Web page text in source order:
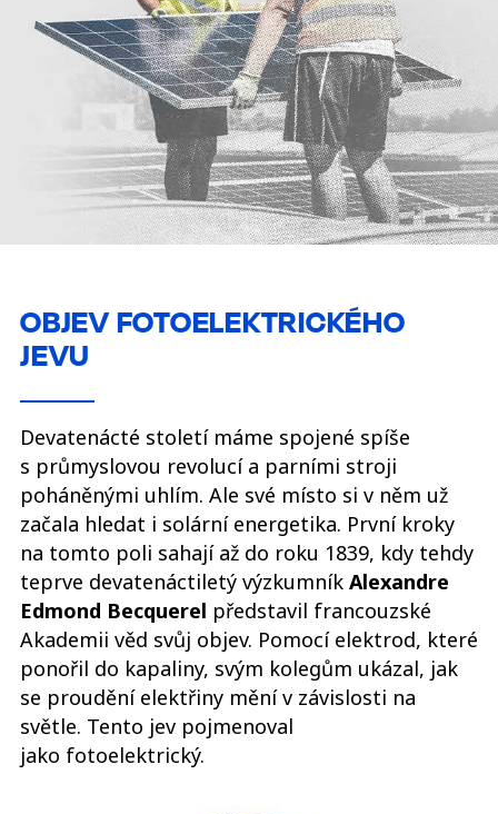
OBJEV FOTOELEKTRICKÉHO
JEVU
Devatenácté století máme spojené spíše
s průmyslovou revolucí a parními stroji
poháněnými uhlím. Ale své místo si v něm už
začala hledat i solární energetika. První kroky
na tomto poli sahají až do roku 1839, kdy tehdy
teprve devatenáctiletý výzkumník Alexandre
Edmond Becquerel představil francouzské
Akademii věd svůj objev. Pomocí elektrod, které
ponořil do kapaliny, svým kolegům ukázal, jak
se proudění elektřiny mění v závislosti na
světle. Tento jev pojmenoval
jako fotoelektrický.